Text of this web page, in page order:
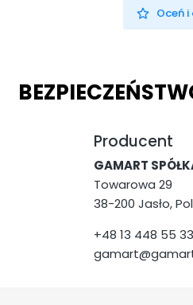
Oceń i
Producent
GAMART
Towarowa 29
38-200 Jasło,
+48 13 448 55 33